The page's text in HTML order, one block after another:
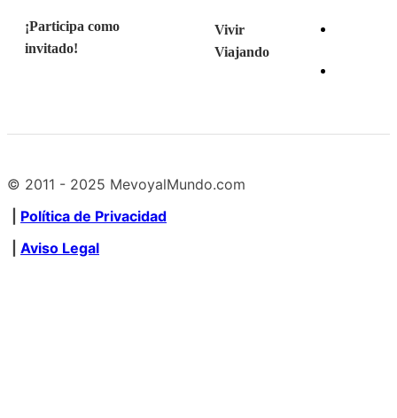
¡Participa como
invitado!
Vivir
Viajando
© 2011 - 2025 MevoyalMundo.com
Política de Privacidad
Aviso Legal